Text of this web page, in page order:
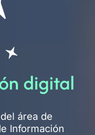
digital
área de
Información